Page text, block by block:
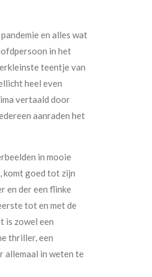
en alles wat
in het
teentje van
heel even
vertaald door
aanraden het
in mooie
komt goed tot zijn
en der een flinke
tot en met de
is zowel een
thriller, een
allemaal in weten te